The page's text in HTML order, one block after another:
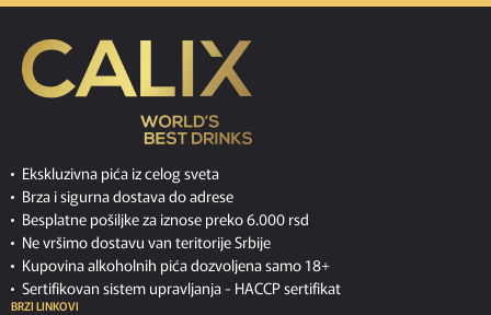
Ekskluzivna pića iz celog sveta
Brza i sigurna dostava do adrese
Besplatne pošiljke za iznose preko 6.000 rsd
Ne vršimo dostavu van teritorije Srbije
Kupovina alkoholnih pića dozvoljena samo 18+
Sertifikovan sistem upravljanja - HACCP sertifikat
BRZI LINKOVI